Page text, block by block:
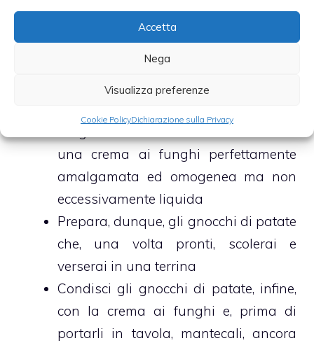
Accetta
Nega
Visualizza preferenze
Cookie PolicyDichiarazione sulla Privacy
Trascorso questo lasso di tempo
spegni la fiamma e unisci ai funghi
anche la besciamella e parte del
parmigiano finemente grattugiato
una crema ai funghi perfettamente
amalgamata ed omogenea ma non
eccessivamente liquida
Prepara, dunque, gli gnocchi di patate
che, una volta pronti, scolerai e
verserai in una terrina
Condisci gli gnocchi di patate, infine,
con la crema ai funghi e, prima di
portarli in tavola, mantecali, ancora